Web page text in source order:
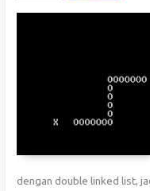
dengan double linked list,